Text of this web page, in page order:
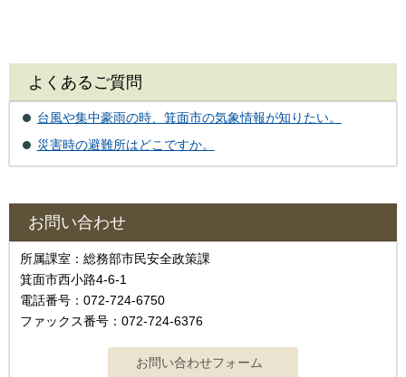
よくあるご質問
台風や集中豪雨の時、箕面市の気象情報が知りたい。
災害時の避難所はどこですか。
お問い合わせ
所属課室：総務部市民安全政策課
箕面市西小路4‐6‐1
電話番号：072-724-6750
ファックス番号：072-724-6376